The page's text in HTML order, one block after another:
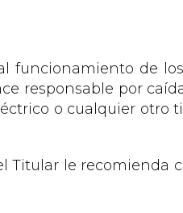
funcionamiento de
responsable por
o cualquier otro
Titular le recomienda